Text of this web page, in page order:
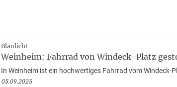
Blaulicht
Weinheim: Fahrrad von Windeck-Platz
In Weinheim ist ein hochwertiges Fahrrad vom Windeck-
05.09.2025